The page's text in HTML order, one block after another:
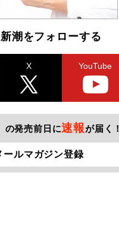
潮をフォローする
X YouTube
の発売前日に速報が届く！
ールマガジン登録